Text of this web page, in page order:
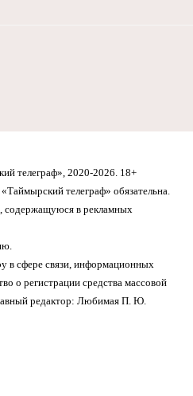
телеграф», 2020-2026. 18+
телеграф» обязательна.
содержащуюся в рекламных
в сфере связи, информационных
о регистрации средства массовой
редактор: Любимая П. Ю.